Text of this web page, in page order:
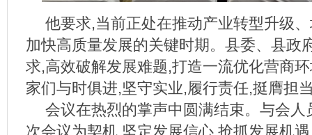
他要求,当前正处在推动产业转型升级
加快高质量发展的关键时期。县委、县政
求,高效破解发展难题,打造一流优化营商
家们与时俱进,坚守实业,履行责任,挺膺担
会议在热烈的掌声中圆满结束。与会人
次会议为契机,坚定发展信心,抢抓发展机